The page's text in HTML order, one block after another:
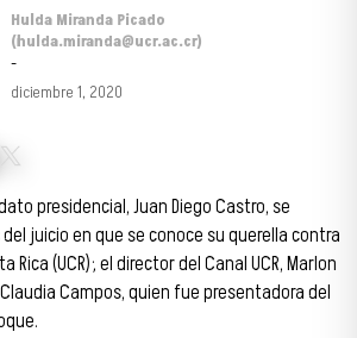
Hulda Miranda Picado
(hulda.miranda@ucr.ac.cr)
-
diciembre 1, 2020
presidencial, Juan Diego Castro, se
juicio en que se conoce su querella contra
Rica (UCR); el director del Canal UCR, Marlon
Campos, quien fue presentadora del